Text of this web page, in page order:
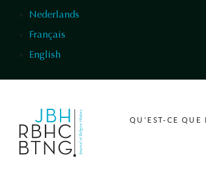
Nederlands
Français
English
QU'EST-CE QUE